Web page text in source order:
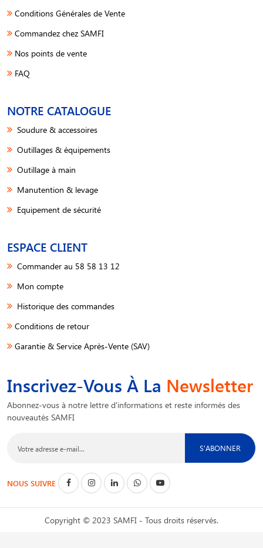
Conditions Générales de Vente
Commandez chez SAMFI
Nos points de vente
FAQ
NOTRE CATALOGUE
Soudure & accessoires
Outillages & équipements
Outillage à main
Manutention & levage
Equipement de sécurité
ESPACE CLIENT
Commander au 58 58 13 12
Mon compte
Historique des commandes
Conditions de retour
Garantie & Service Après-Vente (SAV)
Inscrivez-Vous À La Newsletter
Abonnez-vous à notre lettre d'informations et reste informés des
nouveautés SAMFI
S'ABONNER
NOUS SUIVRE
Copyright © 2023 SAMFI - Tous droits réservés.